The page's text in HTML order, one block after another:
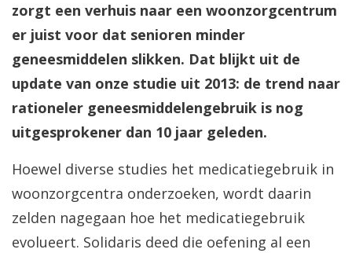
zorgt een verhuis naar een woonzorgcentrum
er juist voor dat senioren minder
geneesmiddelen slikken. Dat blijkt uit de
update van onze studie uit 2013: de trend naar
rationeler geneesmiddelengebruik is nog
uitgesprokener dan 10 jaar geleden.
Hoewel diverse studies het medicatiegebruik in
woonzorgcentra onderzoeken, wordt daarin
zelden nagegaan hoe het medicatiegebruik
evolueert. Solidaris deed die oefening al een